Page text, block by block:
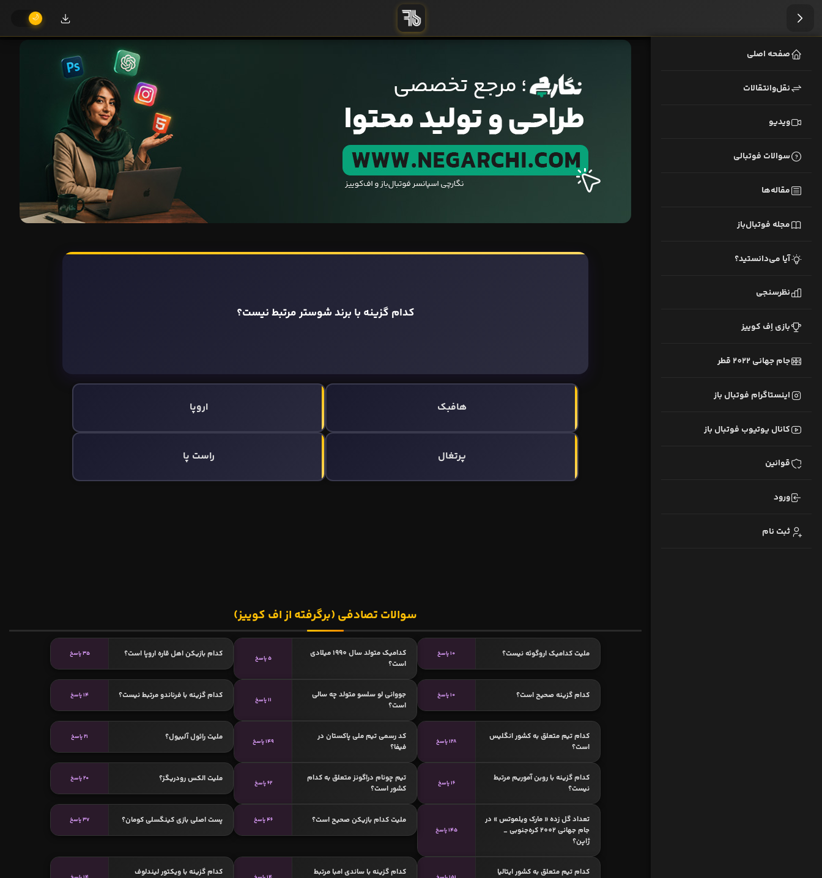
صفحه اصلی
نقل‌وانتقالات
ویدیو
سوالات فوتبالی
مقاله‌ها
مجله فوتبال‌باز
آیا می‌دانستید؟
نظرسنجی
بازی اِف کوییز
جام جهانی 2022 قطر
اینستاگرام فوتبال باز
کانال یوتیوب فوتبال باز
قوانین
ورود
ثبت نام
کدام گزینه با برند شوستر مرتبط نیست؟
هافبک اروپا
پرتغال راست پا
سوالات تصادفی (برگرفته از اف کوییز)
ملیت کدامیک اروگوئه نیست؟ 10 پاسخ
کدامیک متولد سال 1990 میلادی
است؟
5 پاسخ کدام بازیکن اهل قاره اروپا است؟ 35 پاسخ
کدام گزینه صحیح است؟ 10 پاسخ
جووانی لو سلسو متولد چه سالی
است؟
11 پاسخ کدام گزینه با فرناندو مرتبط نیست؟ 14 پاسخ
کدام تیم متعلق به کشور انگلیس
است؟
128 پاسخ
کد رسمی تیم ملی پاکستان در
فیفا؟
149 پاسخ ملیت رائول آلبیول؟ 21 پاسخ
کدام گزینه با روبن آموریم مرتبط
نیست؟
16 پاسخ
تیم چونام دراگونز متعلق به کدام
کشور است؟
62 پاسخ ملیت الکس رودریگز؟ 20 پاسخ
تعداد گل زده « مارک ویلموتس » در
جام جهانی 2002 کره‌جنوبی _
ژاپن؟
145 پاسخ
ملیت کدام بازیکن صحیح است؟ 46 پاسخ پست اصلی بازی کینگسلی کومان؟ 37 پاسخ
کدام تیم متعلق به کشور ایتالیا
کدام گزینه با ساندی امبا مرتبط
کدام گزینه با ویکتور لیندلوف